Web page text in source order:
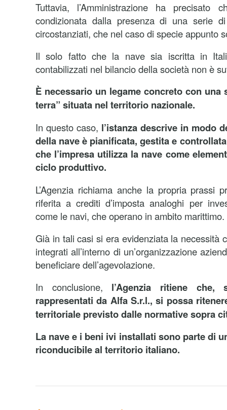
Tuttavia, l’Amministrazione ha precisato
condizionata dalla presenza di una serie
circostanziati, che nel caso di specie appunto
Il solo fatto che la nave sia iscritta in
contabilizzati nel bilancio della società non è
È necessario un legame concreto con una
terra” situata nel territorio nazionale.
In questo caso, l’istanza descrive in modo
della nave è pianificata, gestita e
che l’impresa utilizza la nave come
ciclo produttivo.
L’Agenzia richiama anche la propria prassi
riferita a crediti d’imposta analoghi per
come le navi, che operano in ambito marittimo.
Già in tali casi si era evidenziata la necessità
integrati all’interno di un’organizzazione
beneficiare dell’agevolazione.
In conclusione, l’Agenzia ritiene
rappresentati da Alfa S.r.l., si possa
territoriale previsto dalle normative sopra
La nave e i beni ivi installati sono parte di
riconducibile al territorio italiano.